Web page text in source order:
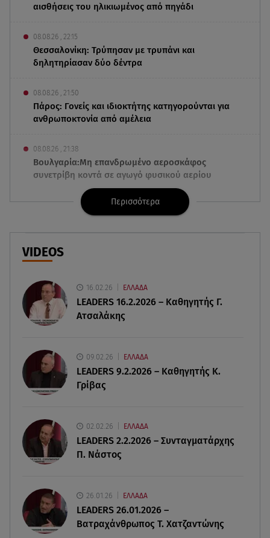
αισθήσεις του ηλικιωμένος από πηγάδι
08.08.26 , 22:15
Θεσσαλονίκη: Τρύπησαν με τρυπάνι και
δηλητηρίασαν δύο δέντρα
08.08.26 , 21:50
Πάρος: Γονείς και ιδιοκτήτης κατηγορούνται για
ανθρωποκτονία από αμέλεια
08.08.26 , 21:38
Βουλγαρία:Μη επανδρωμένο αεροσκάφος
συνετρίβη κοντά σε αγωγό φυσικού αερίου
08.08.26 , 21:32
Φωτιά στην Αττικοβοιωτία: Ενέργεια ίση με έξι
ατομικές βόμβες
08.08.26 , 21:20
από τη νέα συμμαχία
08.08.26 , 19:19
08.08.26 , 18:51
BYD: Στην 91η θέση της λίστας Fortune Global
08.08.26 , 17:45
Εριέττα Κούρκουλου: Η συγκινητική ανάρτηση
για τα 33α γενέθλιά της
Νεκρή μεγαλόσωμη αρκούδα στην Καστοριά,
πιθανόν από πυροβολισμό
Περισσότερα
VIDEOS
16.02.26 ΕΛΛΑΔΑ
LEADERS 16.2.2026 – Καθηγητής Γ.
Ατσαλάκης
09.02.26 ΕΛΛΑΔΑ
LEADERS 9.2.2026 – Καθηγητής Κ.
Γρίβας
02.02.26 ΕΛΛΑΔΑ
LEADERS 2.2.2026 – Συνταγματάρχης
Π. Νάστος
26.01.26 ΕΛΛΑΔΑ
LEADERS 26.01.2026 –
Βατραχάνθρωπος Τ. Χατζαντώνης